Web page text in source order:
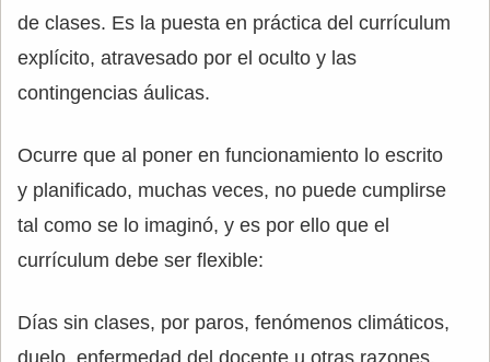
de clases. Es la puesta en práctica del currículum
explícito, atravesado por el oculto y las
contingencias áulicas.
Ocurre que al poner en funcionamiento lo escrito
y planificado, muchas veces, no puede cumplirse
tal como se lo imaginó, y es por ello que el
currículum debe ser flexible:
Días sin clases, por paros, fenómenos climáticos,
duelo, enfermedad del docente u otras razones,